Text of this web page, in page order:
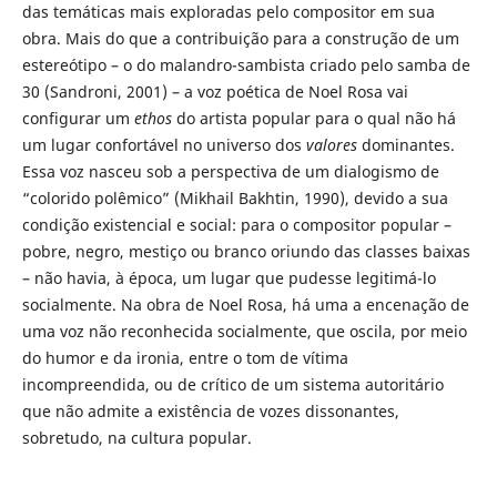
das temáticas mais exploradas pelo compositor em sua
obra. Mais do que a contribuição para a construção de um
estereótipo – o do malandro-sambista criado pelo samba de
30 (Sandroni, 2001) – a voz poética de Noel Rosa vai
configurar um ethosdo artista popular para o qual não há
um lugar confortável no universo dos valoresdominantes.
Essa voz nasceu sob a perspectiva de um dialogismo de
“colorido polêmico” (Mikhail Bakhtin, 1990), devido a sua
condição existencial e social: para o compositor popular –
pobre, negro, mestiço ou branco oriundo das classes baixas
– não havia, à época, um lugar que pudesse legitimá-lo
socialmente. Na obra de Noel Rosa, há uma a encenação de
uma voz não reconhecida socialmente, que oscila, por meio
do humor e da ironia, entre o tom de vítima
incompreendida, ou de crítico de um sistema autoritário
que não admite a existência de vozes dissonantes,
sobretudo, na cultura popular.